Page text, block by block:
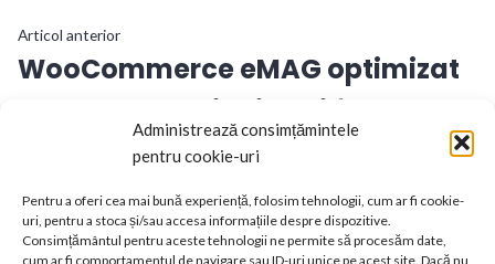
Administrează consimțămintele
pentru cookie-uri
Pentru a oferi cea mai bună experiență, folosim tehnologii, cum ar fi cookie-
uri, pentru a stoca și/sau accesa informațiile despre dispozitive.
Consimțământul pentru aceste tehnologii ne permite să procesăm date,
cum ar fi comportamentul de navigare sau ID-uri unice pe acest site. Dacă nu
Navigare
în
articole
Articol anteriorArticol
anterior:
WooCommerce eMAG optimizat
pentru dropshipping si feed CSV
personalizat
Articol următorArticol
următor: